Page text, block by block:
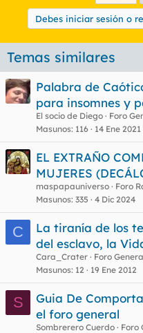
Debes iniciar sesión o
Temas similares
Palabra de
para insomnes y
El socio de Diego
Foro
Masunos 116 14 Ene 2021
EL EXTRAÑO
MUJERES
maspapauniverso
Foro
Masunos 335 4 Dic 2024
C
La tiranía de los
del esclavo, la
Cara_Crater
Foro
Masunos 12 19 Ene 2012
S
Guia De
el foro general
Sombrerero Cuerdo
Foro